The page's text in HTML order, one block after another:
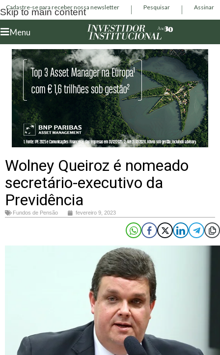
Skip to main content
Cadastre-se para receber nossa newsletter Pesquisar Assinar
Menu
Wolney Queiroz é nomeado
secretário-executivo da
Previdência
Fundos de Pensão fevereiro 9, 2023